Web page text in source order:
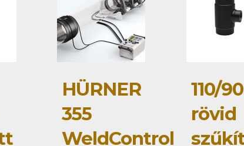
HÜRNER
355
WeldControl
110/90
rövid